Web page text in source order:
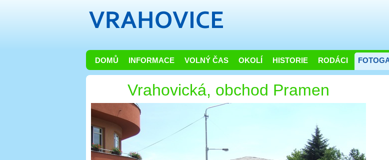
DOMŮ INFORMACE VOLNÝ ČAS OKOLÍ HISTORIE RODÁCI
Vrahovická, obchod Pramen